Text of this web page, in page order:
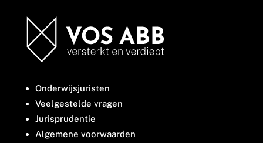
Onderwijsjuristen
Veelgestelde vragen
Jurisprudentie
Algemene voorwaarden